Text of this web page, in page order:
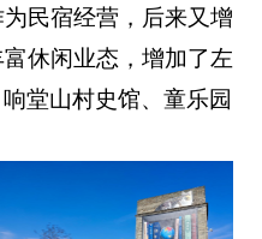
民宿经营，后来又增
休闲业态，增加了左
堂山村史馆、童乐园